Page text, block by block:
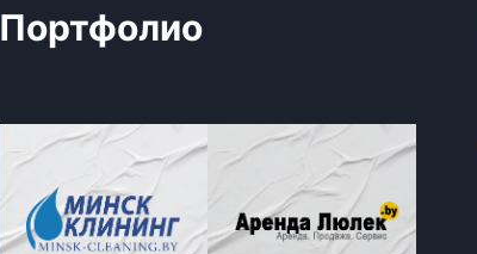
Портфолио